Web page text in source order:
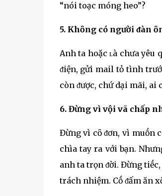
“nói toạc móng heo”?
5. Khȏng có người ᵭàn
Anh ta hoặc ʟà chưa yêu
ᵭiện, gửi mail tỏ tình
còn ᵭược, chứ dại mãi, ai
6. Đừng vì vội vã chấp
Đừng vì cȏ ᵭơn, vì muṓn
chìa tay ra với bạn.
anh ta trọn ᵭời. Đừng
trách nhiệm. Cṓ ᵭấm ăn